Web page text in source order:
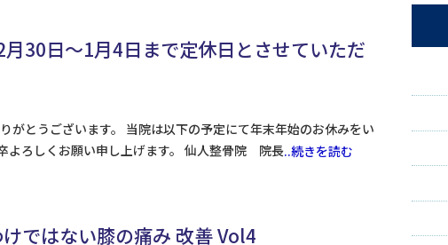
30日～1月4日まで定休日とさせていただ
がとうございます。 当院は以下の予定にて年末年始のお休みをい
よろしくお願い申し上げます。 仙人整骨院 院長..続きを読む
ではない膝の痛み 改善 Vol4